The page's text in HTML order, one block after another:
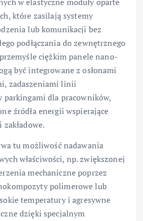
które zasilają systemy
lub komunikacji bez
podłączania do zewnętrznego
ciężkim panele nano-
być integrowane z osłonami
zadaszeniami linii
parkingami dla pracowników,
źródła energii wspierające
tu możliwość nadawania
właściwości, np. zwiększonej
mechaniczne poprzez
polimerowe lub
temperatury i agresywne
dzięki specjalnym